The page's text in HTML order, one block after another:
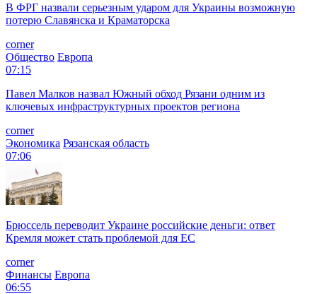
В ФРГ назвали серьезным ударом для Украины возможную
потерю Славянска и Краматорска
corner
Общество Европа
07:15
Павел Малков назвал Южный обход Рязани одним из
ключевых инфраструктурных проектов региона
corner
Экономика Рязанская область
07:06
Брюссель переводит Украине российские деньги: ответ
Кремля может стать проблемой для EC
corner
Финансы Европа
06:55